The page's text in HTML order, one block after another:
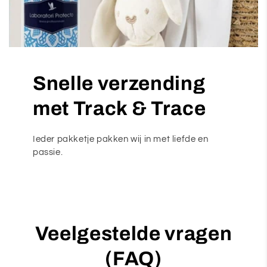
Snelle verzending
met Track & Trace
Ieder pakketje pakken wij in met liefde en
passie.
Veelgestelde vragen
(FAQ)